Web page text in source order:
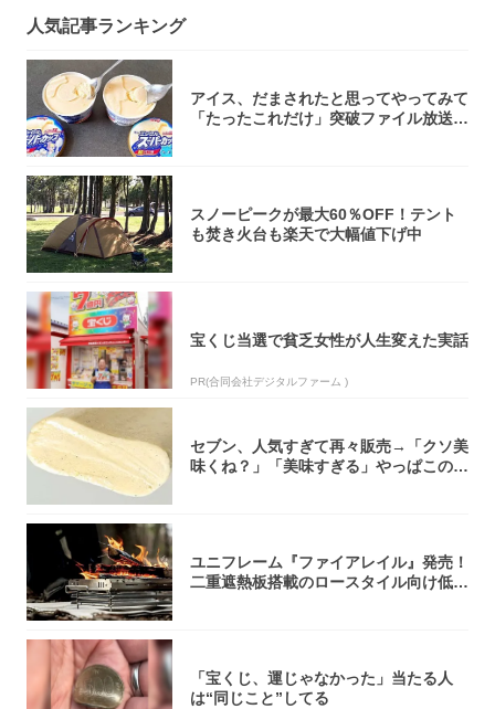
人気記事ランキング
アイス、だまされたと思ってやってみて
「たったこれだけ」突破ファイル放送で
スノーピークが最大60％OFF！テント
も焚き火台も楽天で大幅値下げ中
宝くじ当選で貧乏女性が人生変えた実話
PR(合同会社デジタルファーム )
セブン、人気すぎて再々販売→「クソ美
味くね？」「美味すぎる」やっぱこのク
ユニフレーム『ファイアレイル』発売！
二重遮熱板搭載のロースタイル向け低型
「宝くじ、運じゃなかった」当たる人
は“同じこと”してる